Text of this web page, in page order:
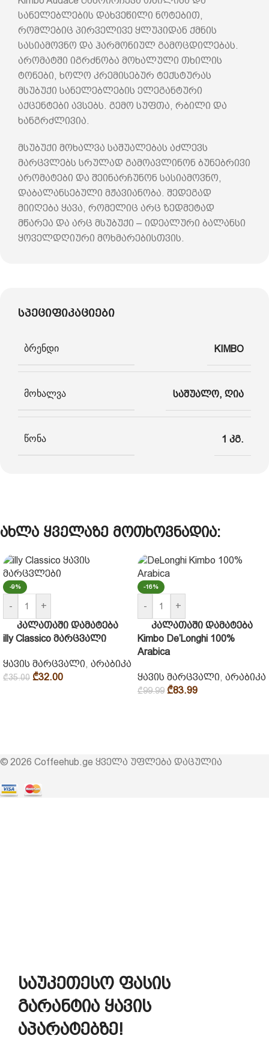
სანელებლების დახვეწილი ნოტებით,
რომლებიც პირველივე ყლუპიდან ქმნის
სასიამოვნო და ჰარმონიულ გამოცდილებას.
არომატში იგრძნობა მოხალული თხილის
ტონები, ხოლო კრემისებურ ტექსტურას
მსუბუქი სანელებლების ელეგანტური
აქცენტები ავსებს. გემო სუფთა, რბილი და
ხანგრძლივია.
მსუბუქი მოხალვა საშუალებას აძლევს
მარცვლებს სრულად გამოავლინონ ბუნებრივი
არომატები და შეინარჩუნონ სასიამოვნო,
დაბალანსებული მჟავიანობა. შედეგად
მიიღება ყავა, რომელიც არც ზედმეტად
მწარეა და არც მსუბუქი – იდეალური ბალანსი
ყოველდღიური მოხმარებისთვის.
სპეციფიკაციები
ბრენდი KIMBO
მოხალვა საშუალო, ღია
წონა 1 კგ.
ახლა ყველაზე მოთხოვნადია:
-9%
-
+
კალათაში დამატება
illy Classico მარცვალი
ყავის მარცვალი, არაბიკა
₾35.00 ₾32.00
-16%
-
+
კალათაში დამატება
Kimbo De’Longhi 100%
Arabica
ყავის მარცვალი, არაბიკა
₾99.99 ₾83.99
© 2026 Coffeehub.ge ყველა უფლება დაცულია
საუკეთესო ფასის
გარანტია ყავის
აპარატებზე!